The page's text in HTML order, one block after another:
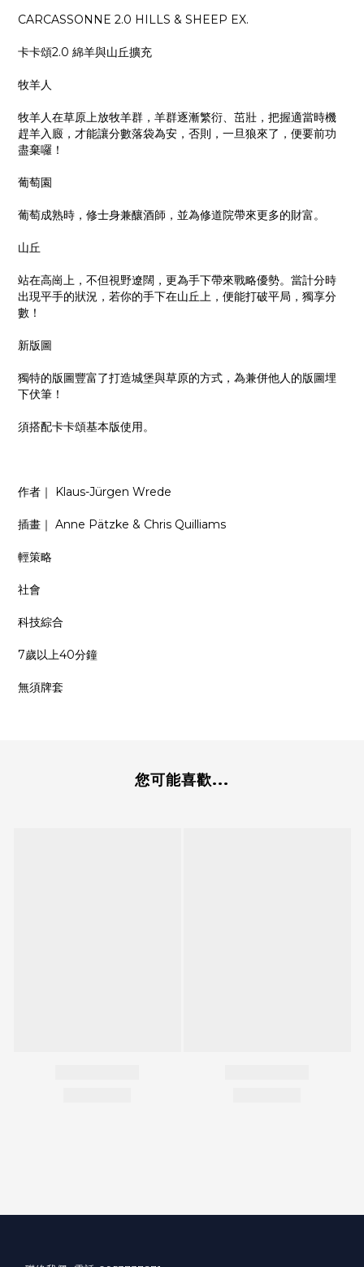
CARCASSONNE 2.0 HILLS & SHEEP EX.
卡卡頌2.0 綿羊與山丘擴充
牧羊人
牧羊人在草原上放牧羊群，羊群逐漸繁衍、茁壯，把握適當時機
趕羊入廄，才能讓分數落袋為安，否則，一旦狼來了，便要前功
盡棄囉！
葡萄園
葡萄成熟時，修士身兼釀酒師，並為修道院帶來更多的財富。
山丘
站在高崗上，不但視野遼闊，更為手下帶來戰略優勢。當計分時
出現平手的狀況，若你的手下在山丘上，便能打破平局，獨享分
數！
新版圖
獨特的版圖豐富了打造城堡與草原的方式，為兼併他人的版圖埋
下伏筆！
須搭配卡卡頌基本版使用。
作者｜ Klaus-Jürgen Wrede
插畫｜ Anne Pätzke & Chris Quilliams
輕策略
社會
科技綜合
7歲以上40分鐘
無須牌套
您可能喜歡...